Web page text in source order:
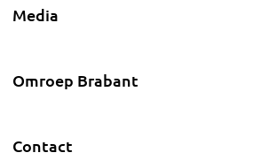
Media
Omroep Brabant
Contact